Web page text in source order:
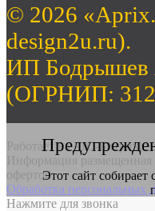
© 2026
design2u.ru).
ИП Бодрышев
(ОГРНИП:
Работает на «1С-Битрикс:
Информация размещенная
офертой
Обработка персональных
Нажмите для звонка
Этот сайт